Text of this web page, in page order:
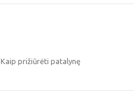
Kaip prižiūrėti patalynę